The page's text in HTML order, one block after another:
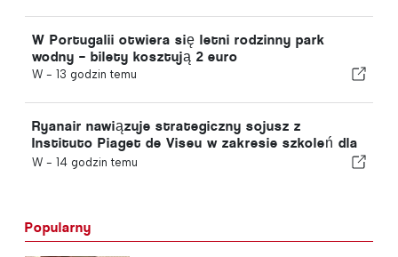
W Portugalii otwiera się letni rodzinny park
wodny – bilety kosztują 2 euro
W - 13 godzin temu
Ryanair nawiązuje strategiczny sojusz z
Instituto Piaget de Viseu w zakresie szkoleń dla
sektora lotniczego w Portugalii
W - 14 godzin temu
Popularny